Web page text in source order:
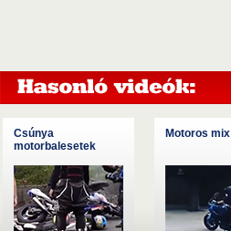
Csúnya
motorbalesetek
Motoros mix